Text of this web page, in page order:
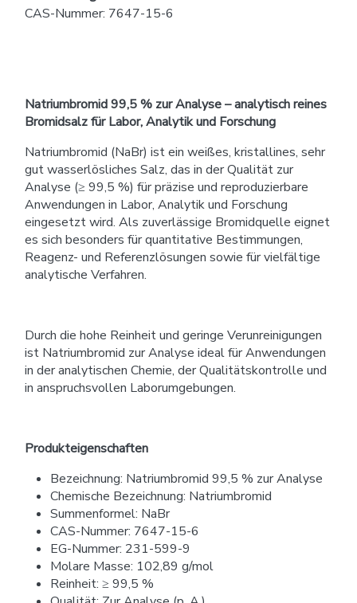
CAS-Nummer: 7647-15-6
Natriumbromid 99,5 % zur Analyse – analytisch reines
Bromidsalz für Labor, Analytik und Forschung
Natriumbromid (NaBr) ist ein weißes, kristallines, sehr
gut wasserlösliches Salz, das in der Qualität zur
Analyse (≥ 99,5 %) für präzise und reproduzierbare
Anwendungen in Labor, Analytik und Forschung
eingesetzt wird. Als zuverlässige Bromidquelle eignet
es sich besonders für quantitative Bestimmungen,
Reagenz- und Referenzlösungen sowie für vielfältige
analytische Verfahren.
Durch die hohe Reinheit und geringe Verunreinigungen
ist Natriumbromid zur Analyse ideal für Anwendungen
in der analytischen Chemie, der Qualitätskontrolle und
in anspruchsvollen Laborumgebungen.
Produkteigenschaften
Bezeichnung: Natriumbromid 99,5 % zur Analyse
Chemische Bezeichnung: Natriumbromid
Summenformel: NaBr
CAS-Nummer: 7647-15-6
EG-Nummer: 231-599-9
Molare Masse: 102,89 g/mol
Reinheit: ≥ 99,5 %